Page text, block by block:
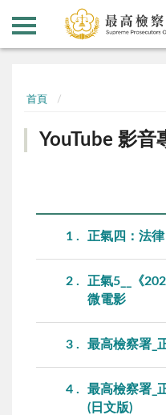
首頁
YouTube 影音
1 正氣四：法
2
正氣5__《
微電影
3 最高檢察署_
4
最高檢察署_
(日文版)